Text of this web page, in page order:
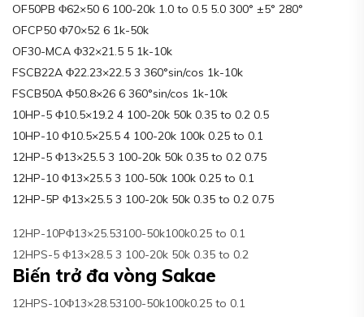
OF50PB Φ62×50 6 100-20k 1.0 to 0.5 5.0 300° ±5° 280°
OFCP50 Φ70×52 6 1k-50k
OF30-MCA Φ32×21.5 5 1k-10k
FSCB22A Φ22.23×22.5 3 360°sin/cos 1k-10k
FSCB50A Φ50.8×26 6 360°sin/cos 1k-10k
10HP-5 Φ10.5×19.2 4 100-20k 50k 0.35 to 0.2 0.5
10HP-10 Φ10.5×25.5 4 100-20k 100k 0.25 to 0.1
12HP-5 Φ13×25.5 3 100-20k 50k 0.35 to 0.2 0.75
12HP-10 Φ13×25.5 3 100-50k 100k 0.25 to 0.1
12HP-5P Φ13×25.5 3 100-20k 50k 0.35 to 0.2 0.75
12HP-10PΦ13×25.53100-50k100k0.25 to 0.1
12HPS-5 Φ13×28.5 3 100-20k 50k 0.35 to 0.2
Biến trở đa vòng Sakae
12HPS-10Φ13×28.53100-50k100k0.25 to 0.1